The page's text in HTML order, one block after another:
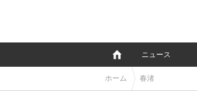
ニュース
ホーム 春渚